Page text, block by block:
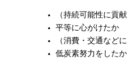
（持続可能性に貢
平等に心がけたか
（消費・交通など
低炭素努力をしたか